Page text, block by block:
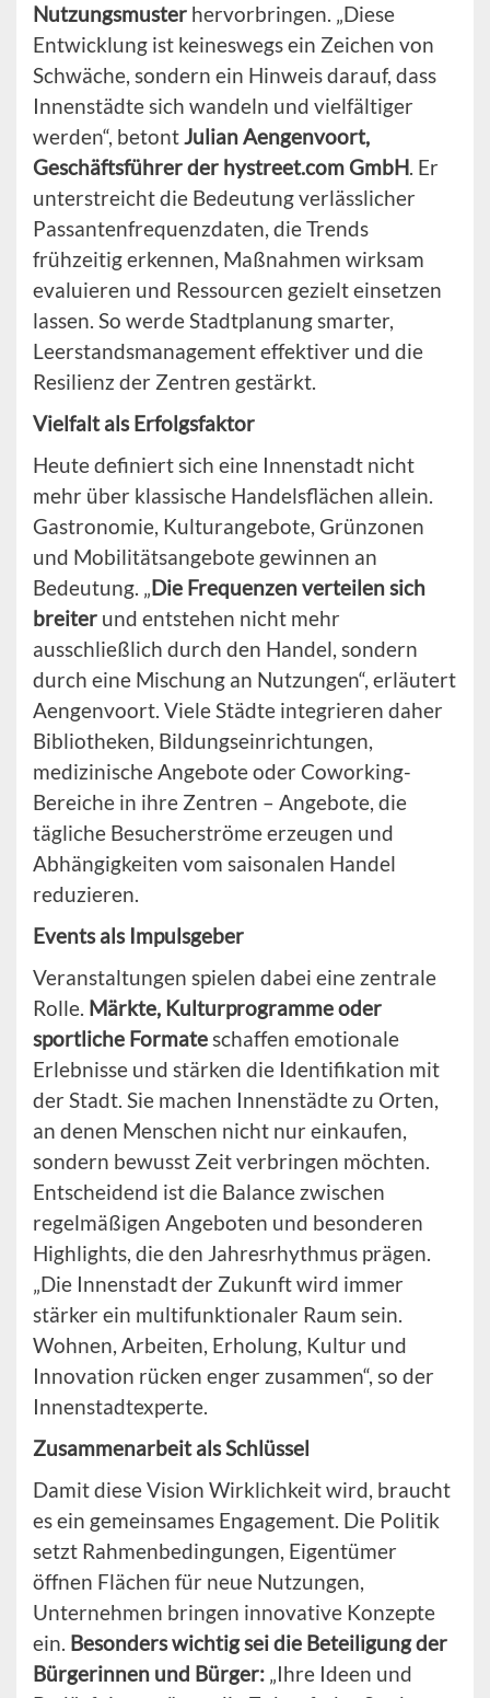
Nutzungsmuster hervorbringen. „Diese
Entwicklung ist keineswegs ein Zeichen von
Schwäche, sondern ein Hinweis darauf, dass
Innenstädte sich wandeln und vielfältiger
werden“, betontJulian Aengenvoort,
Geschäftsführer der hystreet.com GmbH. Er
unterstreicht die Bedeutung verlässlicher
Passantenfrequenzdaten, die Trends
frühzeitig erkennen, Maßnahmen wirksam
evaluieren und Ressourcen gezielt einsetzen
lassen. So werde Stadtplanung smarter,
Leerstandsmanagement effektiver und die
Resilienz der Zentren gestärkt.
Vielfalt als Erfolgsfaktor
Heute definiert sich eine Innenstadt nicht
mehr über klassische Handelsflächen allein.
Gastronomie, Kulturangebote, Grünzonen
und Mobilitätsangebote gewinnen an
Bedeutung. „Die Frequenzen verteilen sich
breiter und entstehen nicht mehr
ausschließlich durch den Handel, sondern
durch eine Mischung an Nutzungen“, erläutert
Aengenvoort. Viele Städte integrieren daher
Bibliotheken, Bildungseinrichtungen,
medizinische Angebote oder Coworking-
Bereiche in ihre Zentren – Angebote, die
tägliche Besucherströme erzeugen und
Abhängigkeiten vom saisonalen Handel
reduzieren.
Events als Impulsgeber
Veranstaltungen spielen dabei eine zentrale
Rolle. Märkte, Kulturprogramme oder
sportliche Formateschaffen emotionale
Erlebnisse und stärken die Identifikation mit
der Stadt. Sie machen Innenstädte zu Orten,
an denen Menschen nicht nur einkaufen,
sondern bewusst Zeit verbringen möchten.
Entscheidend ist die Balance zwischen
regelmäßigen Angeboten und besonderen
Highlights, die den Jahresrhythmus prägen.
„Die Innenstadt der Zukunft wird immer
stärker ein multifunktionaler Raum sein.
Wohnen, Arbeiten, Erholung, Kultur und
Innovation rücken enger zusammen“, so der
Innenstadtexperte.
Zusammenarbeit als Schlüssel
Damit diese Vision Wirklichkeit wird, braucht
es ein gemeinsames Engagement. Die Politik
setzt Rahmenbedingungen, Eigentümer
öffnen Flächen für neue Nutzungen,
Unternehmen bringen innovative Konzepte
ein. Besonders wichtig sei die Beteiligung der
Bürgerinnen und Bürger: „Ihre Ideen und